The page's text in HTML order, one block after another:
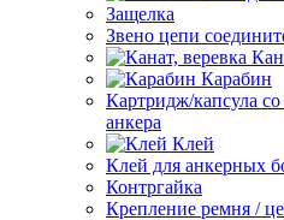
Защелка
Звено цепи
Карабин
Картридж/капсула
анкера
Клей
Клей для анкерных
Контргайка
Крепление ремня /